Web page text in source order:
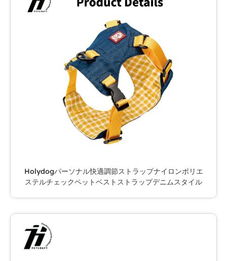
Holydogパーソナル快適調節ストラップナイロンポリエ
ステルチェックペットベストストラップデニムスタイル